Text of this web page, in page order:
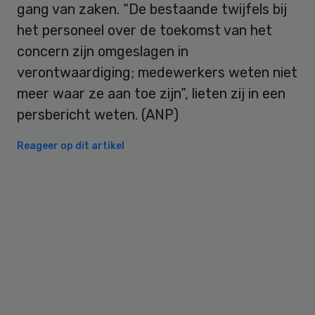
gang van zaken. “De bestaande twijfels bij
het personeel over de toekomst van het
concern zijn omgeslagen in
verontwaardiging; medewerkers weten niet
meer waar ze aan toe zijn”, lieten zij in een
persbericht weten. (ANP)
Reageer op dit artikel